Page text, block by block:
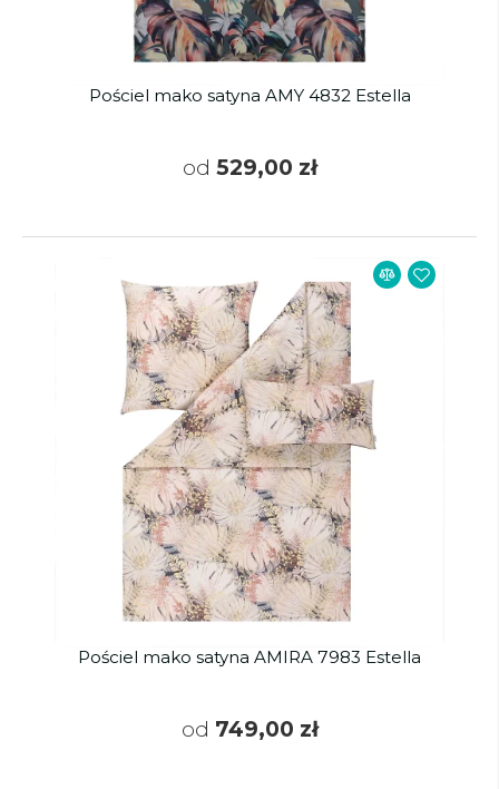
Pościel mako satyna AMY 4832 Estella
od 529,00 zł
Pościel mako satyna AMIRA 7983 Estella
od 749,00 zł